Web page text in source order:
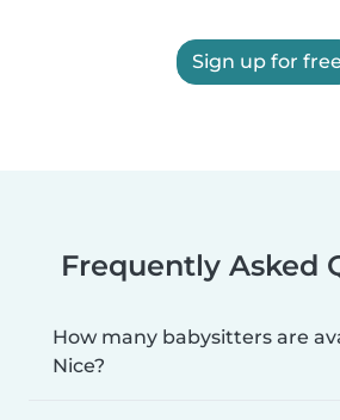
Sign up for free
Frequently Asked
How many babysitters are
Nice?